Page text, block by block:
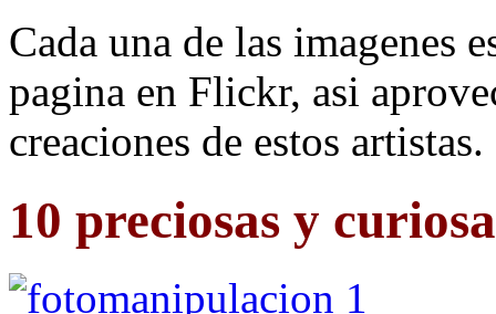
Cada una de las imagenes
pagina en Flickr, asi
creaciones de estos artistas.
10 preciosas y